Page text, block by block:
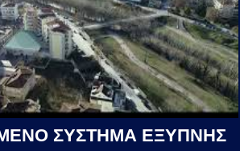
ΣΥΣΤΗΜΑ ΕΞΥΠΝΗΣ